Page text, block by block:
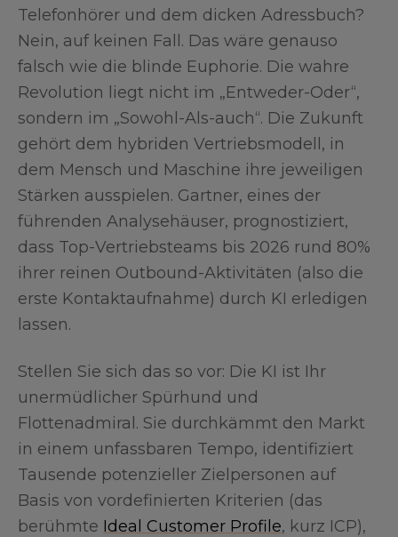
Telefonhörer und dem dicken Adressbuch?
Nein, auf keinen Fall. Das wäre genauso
falsch wie die blinde Euphorie. Die wahre
Revolution liegt nicht im „Entweder-Oder“,
sondern im „Sowohl-Als-auch“. Die Zukunft
gehört dem hybriden Vertriebsmodell, in
dem Mensch und Maschine ihre jeweiligen
Stärken ausspielen. Gartner, eines der
führenden Analysehäuser, prognostiziert,
dass Top-Vertriebsteams bis 2026 rund 80%
ihrer reinen Outbound-Aktivitäten (also die
erste Kontaktaufnahme) durch KI erledigen
lassen.
Stellen Sie sich das so vor: Die KI ist Ihr
unermüdlicher Spürhund und
Flottenadmiral. Sie durchkämmt den Markt
in einem unfassbaren Tempo, identifiziert
Tausende potenzieller Zielpersonen auf
Basis von vordefinierten Kriterien (das
berühmte Ideal Customer Profile, kurz ICP),